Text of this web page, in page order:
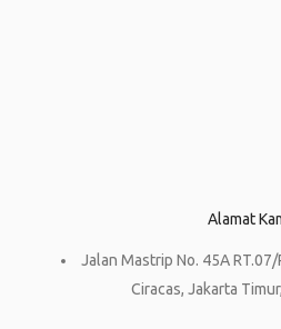
Alamat
Jalan Mastrip No. 45A RT.07/
Ciracas, Jakarta